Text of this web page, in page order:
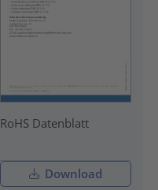
RoHS Datenblatt
Download